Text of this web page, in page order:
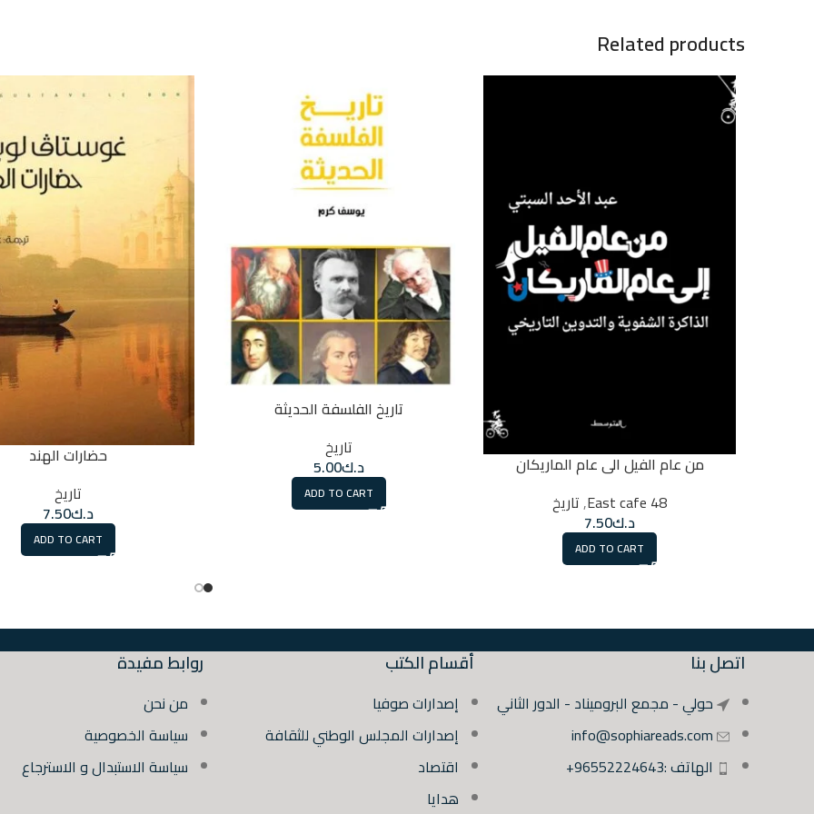
Related products
من عام الفيل الى عام الماريكان
48 East cafe
,تاريخ
د.ك7.50
ADD TO CART
تاريخ الفلسفة الحديثة
تاريخ
د.ك5.00
ADD TO CART
حضارات الهند
تاريخ
د.ك7.50
ADD TO CART
اتصل بنا
حولي - مجمع البروميناد - الدور الثاني
info@sophiareads.com
الهاتف :96552224643+
أقسام الكتب
إصدارات صوفيا
إصدارات المجلس الوطني للثقافة
اقتصاد
هدايا
روابط مفيدة
من نحن
سياسة الخصوصية
سياسة الاستبدال و الاسترجاع